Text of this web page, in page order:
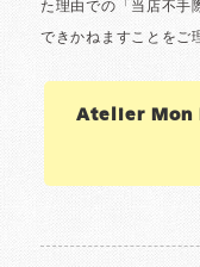
Atelier Mon